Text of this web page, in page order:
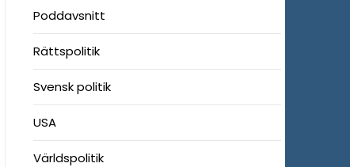
Poddavsnitt
Rättspolitik
Svensk politik
USA
Världspolitik